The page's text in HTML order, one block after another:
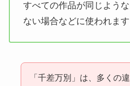
すべての作品が同じよう
ない場合などに使われます
「千差万別」は、多くの